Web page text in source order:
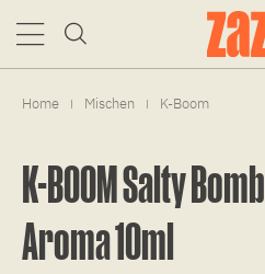
Home | Mischen | K-Boom
K-BOOM Salty
Aroma 10ml